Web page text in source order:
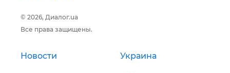
© 2026, Диалог.ua
Все права защищены.
Новости Украина